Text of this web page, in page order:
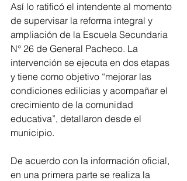
Así lo ratificó el intendente al momento
de supervisar la reforma integral y
ampliación de la Escuela Secundaria
N° 26 de General Pacheco. La
intervención se ejecuta en dos etapas
y tiene como objetivo “mejorar las
condiciones edilicias y acompañar el
crecimiento de la comunidad
educativa”, detallaron desde el
municipio.
De acuerdo con la información oficial,
en una primera parte se realiza la